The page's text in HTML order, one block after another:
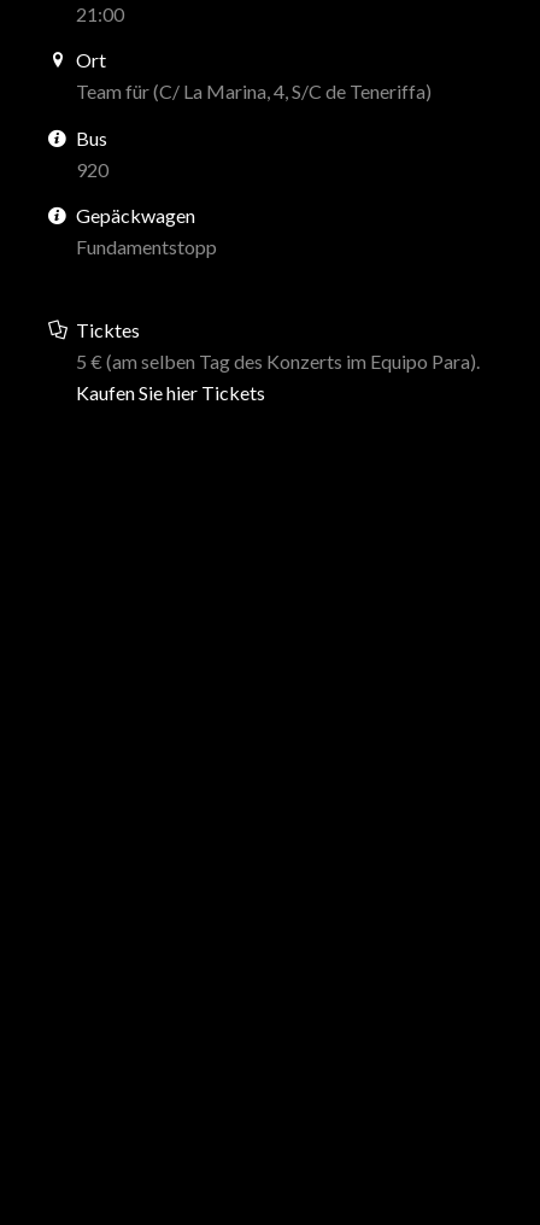
21:00
Ort
Team für (C/ La Marina, 4, S/C de Teneriffa)
Bus
920
Gepäckwagen
Fundamentstopp
Ticktes
5 € (am selben Tag des Konzerts im Equipo Para).
Kaufen Sie hier Tickets